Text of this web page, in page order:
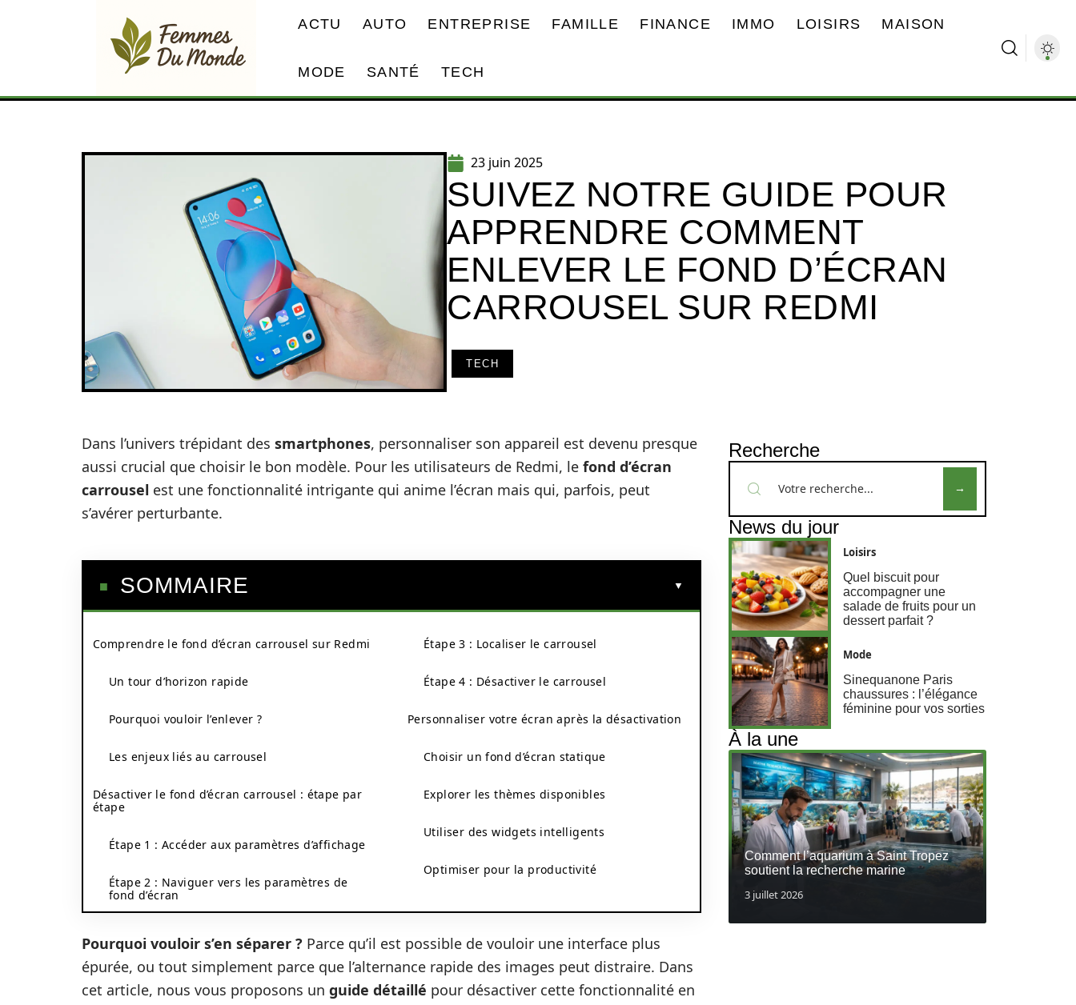
ACTU AUTO ENTREPRISE FAMILLE FINANCE IMMO LOISIRS MAISON
MODE SANTÉ TECH
23 juin 2025
SUIVEZ NOTRE GUIDE POUR
APPRENDRE COMMENT
ENLEVER LE FOND D’ÉCRAN
CARROUSEL SUR REDMI
TECH
Dans l’univers trépidant des smartphones, personnaliser son appareil est devenu presque
aussi crucial que choisir le bon modèle. Pour les utilisateurs de Redmi, le fond d’écran
carrousel est une fonctionnalité intrigante qui anime l’écran mais qui, parfois, peut
s’avérer perturbante.
SOMMAIRE
Comprendre le fond d’écran carrousel sur Redmi
Un tour d’horizon rapide
Pourquoi vouloir l’enlever ?
Les enjeux liés au carrousel
Désactiver le fond d’écran carrousel : étape par
étape
Étape 1 : Accéder aux paramètres d’affichage
Étape 2 : Naviguer vers les paramètres de
fond d’écran
Étape 3 : Localiser le carrousel
Étape 4 : Désactiver le carrousel
Personnaliser votre écran après la désactivation
Choisir un fond d’écran statique
Explorer les thèmes disponibles
Utiliser des widgets intelligents
Optimiser pour la productivité
Pourquoi vouloir s’en séparer ? Parce qu’il est possible de vouloir une interface plus
épurée, ou tout simplement parce que l’alternance rapide des images peut distraire. Dans
cet article, nous vous proposons un guide détaillé pour désactiver cette fonctionnalité en
Recherche
News du jour
Loisirs
Quel biscuit pour
accompagner une
salade de fruits pour un
dessert parfait ?
Mode
Sinequanone Paris
chaussures : l’élégance
féminine pour vos sorties
À la une
Comment l’aquarium à Saint Tropez
soutient la recherche marine
3 juillet 2026